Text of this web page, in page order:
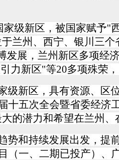
级新区，被国家赋予"
兰州、西宁、银川三
发展，兰州新区多项经
力新区"等20多项殊荣
新区，具有资源、区
十五次全会暨省委经济
大的潜力和希望在兰州
和持续发展出发，提
一、二期已投产）、